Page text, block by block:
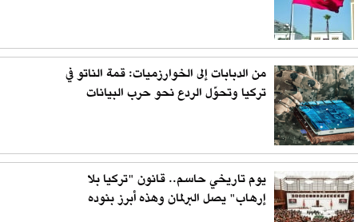
من الدبابات إلى الخوارزميات: قمة الناتو في
تركيا وتحوّل الردع نحو حرب البيانات
يوم تاريخي حاسم.. قانون "تركيا بلا
إرهاب" يصل البرلمان وهذه أبرز بنوده